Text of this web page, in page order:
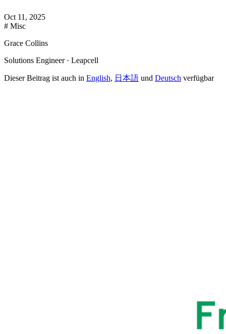
Oct 11, 2025
# Misc
Grace Collins
Solutions Engineer · Leapcell
Dieser Beitrag ist auch in English, 日本語 und Deutsch verfügbar